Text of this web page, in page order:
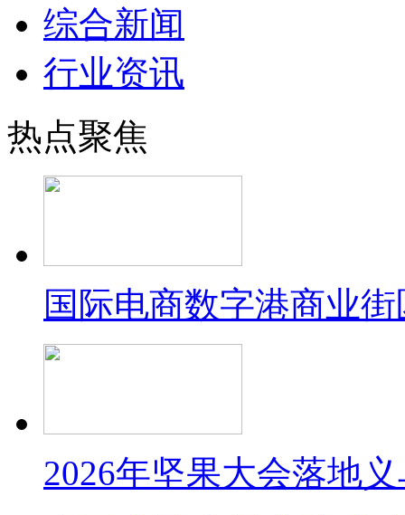
综合新闻
行业资讯
热点聚焦
国际电商数字港商业
2026年坚果大会落地